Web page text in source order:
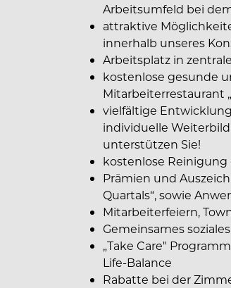
Arbeitsumfeld bei
attraktive
innerhalb unseres
Arbeitsplatz in
kostenlose gesunde
Mitarbeiterrestaurant
vielfältige
individuelle
unterstützen Sie!
kostenlose
Prämien und
Quartals“, sowie
Mitarbeiterfeiern,
Gemeinsames
„Take Care"
Life-Balance
Rabatte bei der